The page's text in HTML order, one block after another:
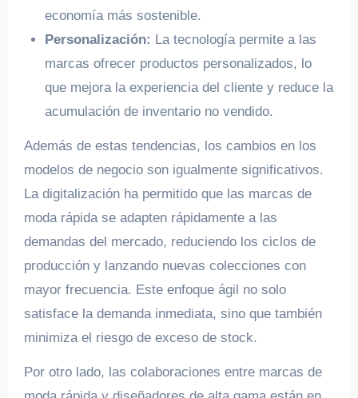
economía más sostenible.
Personalización: La tecnología permite a las
marcas ofrecer productos personalizados, lo
que mejora la experiencia del cliente y reduce la
acumulación de inventario no vendido.
Además de estas tendencias, los cambios en los
modelos de negocio son igualmente significativos.
La digitalización ha permitido que las marcas de
moda rápida se adapten rápidamente a las
demandas del mercado, reduciendo los ciclos de
producción y lanzando nuevas colecciones con
mayor frecuencia. Este enfoque ágil no solo
satisface la demanda inmediata, sino que también
minimiza el riesgo de exceso de stock.
Por otro lado, las colaboraciones entre marcas de